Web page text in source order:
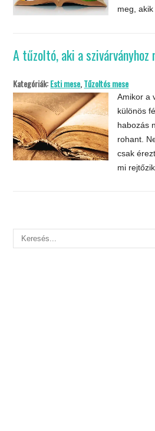
meg,
A tűzoltó, aki a szivárványhoz
Kategóriák:Esti mese,Tűzoltós mese
Amikor a
különös
habozás
rohant.
csak
mi